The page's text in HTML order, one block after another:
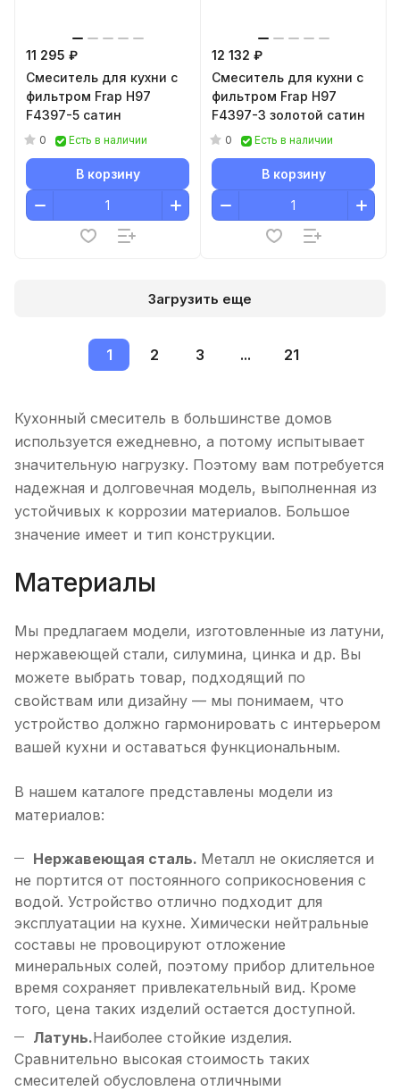
11 295 ₽
Смеситель для кухни с
фильтром Frap H97
F4397-5 сатин
0 Есть в наличии
В корзину
12 132 ₽
Смеситель для кухни с
фильтром Frap H97
F4397-3 золотой сатин
0 Есть в наличии
В корзину
Загрузить еще
1 2 3 ... 21
Кухонный смеситель в большинстве домов
используется ежедневно, а потому испытывает
значительную нагрузку. Поэтому вам потребуется
надежная и долговечная модель, выполненная из
устойчивых к коррозии материалов. Большое
значение имеет и тип конструкции.
Материалы
Мы предлагаем модели, изготовленные из латуни,
нержавеющей стали, силумина, цинка и др. Вы
можете выбрать товар, подходящий по
свойствам или дизайну — мы понимаем, что
устройство должно гармонировать с интерьером
вашей кухни и оставаться функциональным.
В нашем каталоге представлены модели из
материалов:
Нержавеющая сталь. Металл не окисляется и
не портится от постоянного соприкосновения с
водой. Устройство отлично подходит для
эксплуатации на кухне. Химически нейтральные
составы не провоцируют отложение
минеральных солей, поэтому прибор длительное
время сохраняет привлекательный вид. Кроме
того, цена таких изделий остается доступной.
Латунь.Наиболее стойкие изделия.
Сравнительно высокая стоимость таких
смесителей обусловлена отличными